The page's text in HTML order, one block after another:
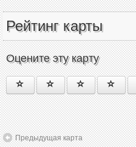
Рейтинг карты
Оцените эту карту
Предыдущая карта